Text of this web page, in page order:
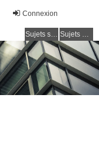
Connexion
Sujets sans réponse Sujets actifs